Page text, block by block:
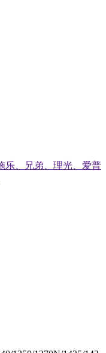
乐、兄弟、理光、爱普